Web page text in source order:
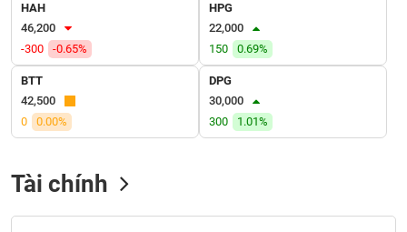
HAH
46,200
-300
-0.65%
HPG
22,000
150
0.69%
BTT
42,500
0
0.00%
DPG
30,000
300
1.01%
Tài chính
BẤT
ĐỘNG
SẢN
Mã
chứng
khoán
(-)
Tất cả Cổ phiếu